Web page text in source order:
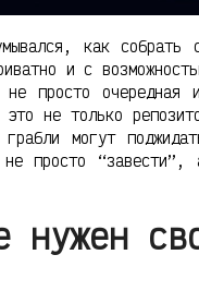
как
и с
просто очередная
не только
могут
просто “завести”,
нужен